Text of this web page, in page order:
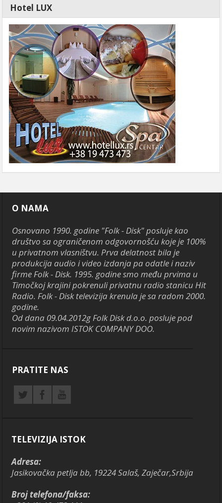
Hotel LUX
O NAMA
Osnovano 1990. godine "Folk - Disk" posluje kao
društvo sa ograničenom odgovornošću koje je 100%
u privatnom vlasništvu. Prva delatnost bila je
produkcija audio i video izdanja pa odatle i naziv
firme Folk - Disk. 1995. godine smo među prvima u
Timočkoj krajini pokrenuli privatnu radio stanicu Hit
Radio. Folk - Disk televizija krenula je sa radom 2000.
godine.
Od dana 09.04.2012g Folk Disk d.o.o. posluje pod
novim nazivom ISTOK COMPANY DOO.
PRATITE NAS
TELEVIZIJA ISTOK
Adresa:
Jasikovačka petlja bb, 19224 Salaš, Zaječar,Srbija
Broj telefona/faksa: